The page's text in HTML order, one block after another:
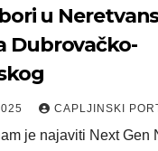
u
Dubrovačko-
CAPLJINSKI
je najaviti Next Gen